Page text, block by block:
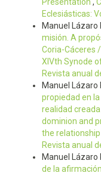
Eclesiásticas:
Manuel Lázaro
misión. A
Coria-Cáceres
XIVth Synode
Revista anual
Manuel Lázaro
propiedad en
realidad
dominion and
the relationship
Revista anual
Manuel Lázaro
de la